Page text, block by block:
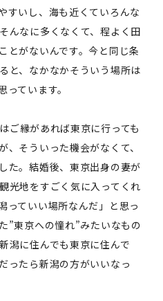
すいし、海も近くていろんな
んなに多くなくて、程よく田
とがないんです。今と同じ条
と、なかなかそういう場所は
ています。
ご縁があれば東京に行っても
、そういった機会がなくて、
た。結婚後、東京出身の妻が
光地をすごく気に入ってくれ
っていい場所なんだ」と思っ
”東京への憧れ”みたいなもの
潟に住んでも東京に住んで
ったら新潟の方がいいなっ